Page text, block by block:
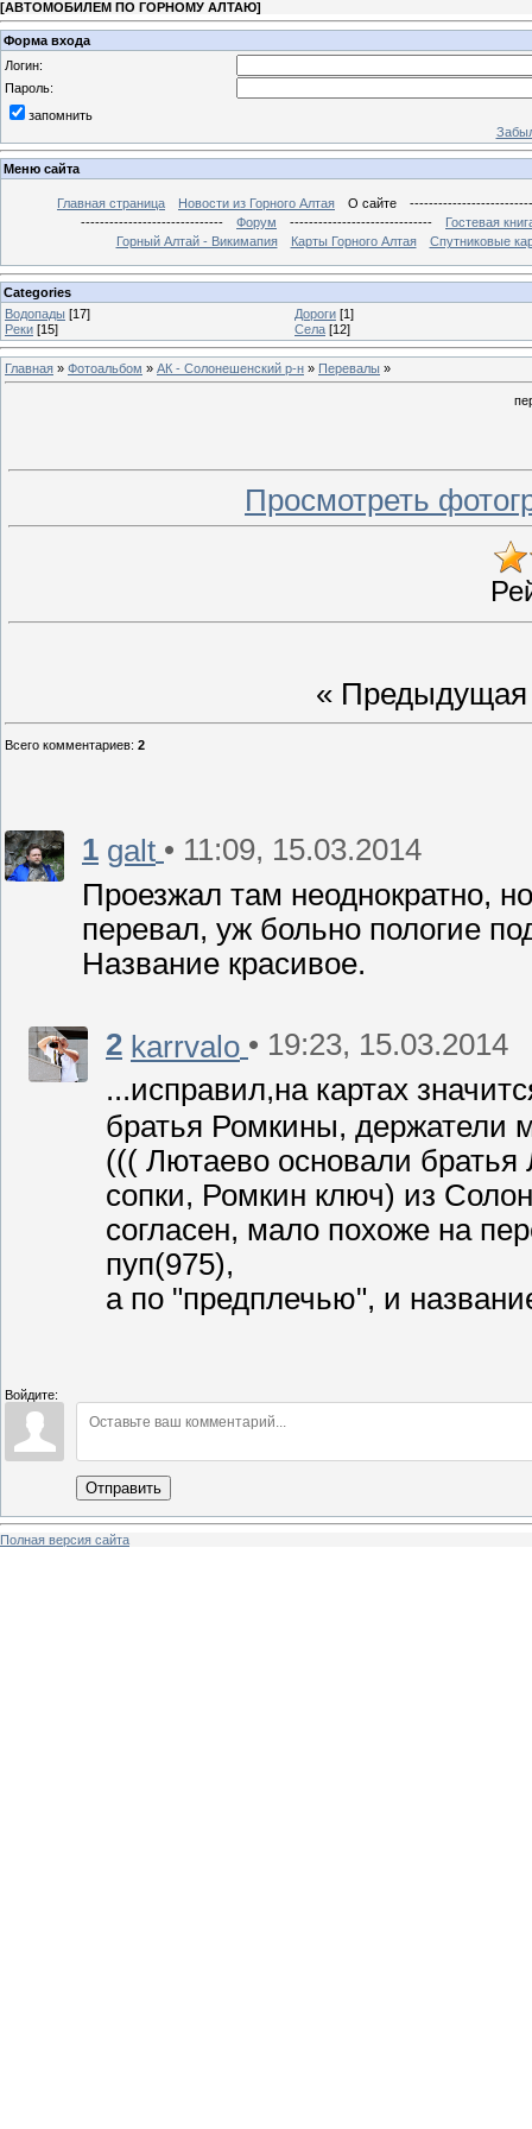
[АВТОМОБИЛЕМ ПО ГОРНОМУ АЛТАЮ]
Форма входа
Логин:
Пароль:
запомнить
Меню сайта
Главная страница Новости из Горного Алтая О сайте
------------------------------
Форум ------------------------------
Гостевая
Горный Алтай - Викимапия
Карты Горного Алтая Спутниковые
Categories
Водопады [17] Дороги [1]
Реки [15] Села [12]
Главная » Фотоальбом » АК - Солонешенский р-н » Перевалы »
Просмотреть
« Предыдущая
Всего комментариев: 2
1 galt • 11:09, 15.03.2014
Проезжал там неоднократно,
перевал, уж больно пологие
Название красивое.
2 karrvalo • 19:23, 15.03.2014
...исправил,на картах
братья Ромкины, держатели
((( Лютаево основали
сопки, Ромкин ключ) из
согласен, мало похоже на
пуп(975),
а по "предплечью", и
Войдите:
Отправить
Полная версия сайта